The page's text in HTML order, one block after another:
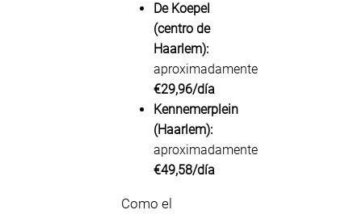
De Koepel
(centro de
Haarlem):
aproximadamente
€29,96/día
Kennemerplein
(Haarlem):
aproximadamente
€49,58/día
Como el